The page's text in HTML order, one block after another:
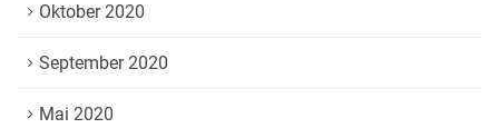
Oktober 2020
September 2020
Mai 2020